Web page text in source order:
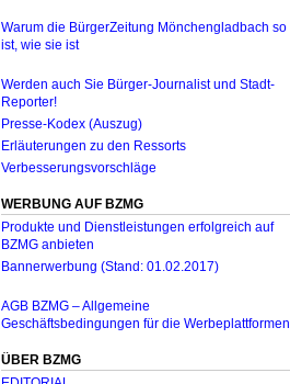
Warum die BürgerZeitung Mönchengladbach so
ist, wie sie ist
Werden auch Sie Bürger-Journalist und Stadt-
Reporter!
Presse-Kodex (Auszug)
Erläuterungen zu den Ressorts
Verbesserungsvorschläge
WERBUNG AUF BZMG
Produkte und Dienstleistungen erfolgreich auf
BZMG anbieten
Bannerwerbung (Stand: 01.02.2017)
AGB BZMG – Allgemeine
Geschäftsbedingungen für die Werbeplattformen
ÜBER BZMG